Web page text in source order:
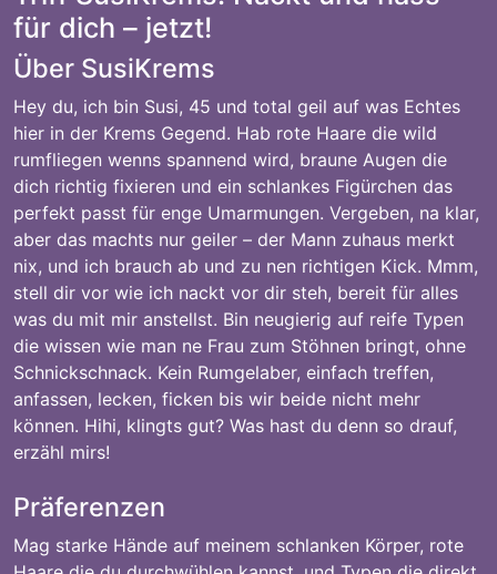
für dich – jetzt!
Über SusiKrems
Hey du, ich bin Susi, 45 und total geil auf was Echtes
hier in der Krems Gegend. Hab rote Haare die wild
rumfliegen wenns spannend wird, braune Augen die
dich richtig fixieren und ein schlankes Figürchen das
perfekt passt für enge Umarmungen. Vergeben, na klar,
aber das machts nur geiler – der Mann zuhaus merkt
nix, und ich brauch ab und zu nen richtigen Kick. Mmm,
stell dir vor wie ich nackt vor dir steh, bereit für alles
was du mit mir anstellst. Bin neugierig auf reife Typen
die wissen wie man ne Frau zum Stöhnen bringt, ohne
Schnickschnack. Kein Rumgelaber, einfach treffen,
anfassen, lecken, ficken bis wir beide nicht mehr
können. Hihi, klingts gut? Was hast du denn so drauf,
erzähl mirs!
Präferenzen
Mag starke Hände auf meinem schlanken Körper, rote